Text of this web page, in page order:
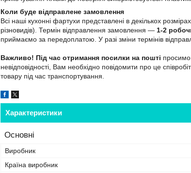
Коли буде відправлене замовлення
Всі наші кухонні фартухи представлені в декількох
різновидів). Термін відправлення замовлення — 1-2
приймаємо за передоплатою. У разі зміни термінів
Важливо! Під час отримання посилки на пошті просимо
невідповідності, Вам необхідно повідомити про це
товару під час транспортування.
Характеристики
Основні
Виробник
Країна виробник